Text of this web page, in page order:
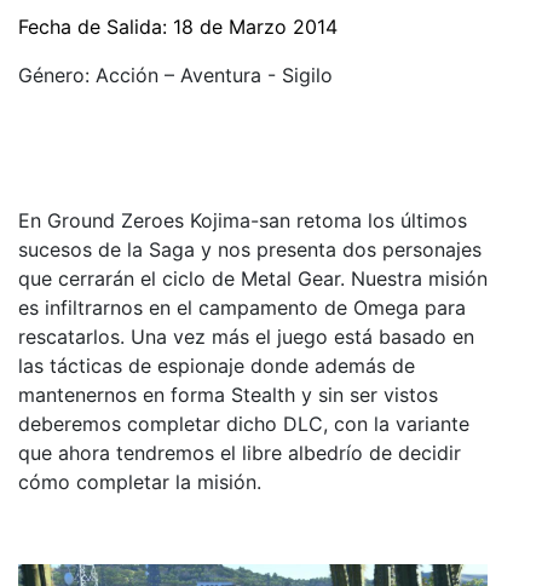
Fecha de Salida: 18 de Marzo 2014
Género: Acción – Aventura - Sigilo
En Ground Zeroes Kojima-san retoma los últimos
sucesos de la Saga y nos presenta dos personajes
que cerrarán el ciclo de Metal Gear. Nuestra misión
es infiltrarnos en el campamento de Omega para
rescatarlos. Una vez más el juego está basado en
las tácticas de espionaje donde además de
mantenernos en forma Stealth y sin ser vistos
deberemos completar dicho DLC, con la variante
que ahora tendremos el libre albedrío de decidir
cómo completar la misión.